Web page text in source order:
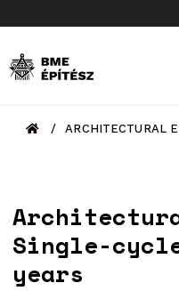
/ ARCHITECTURAL
Single-
years